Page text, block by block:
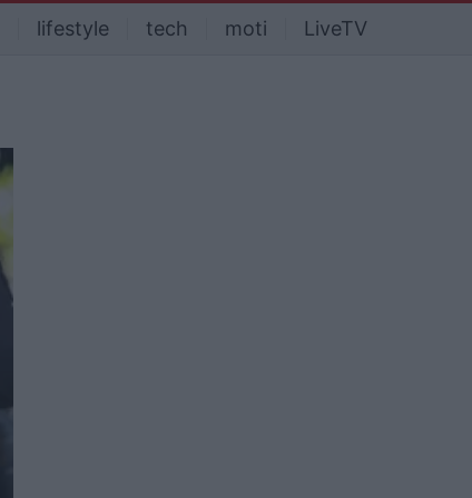
lifestyle tech moti LiveTV